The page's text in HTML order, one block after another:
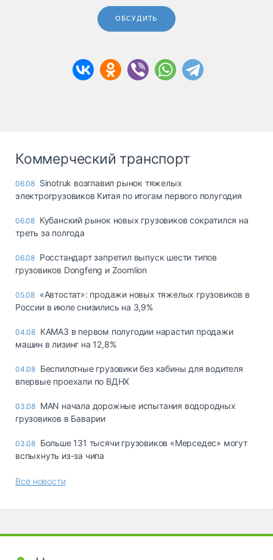
ОБСУДИТЬ
Коммерческий транспорт
06.08 Sinotruk возглавил рынок тяжелых
электрогрузовиков Китая по итогам первого полугодия
06.08 Кубанский рынок новых грузовиков сократился на
треть за полгода
06.08 Росстандарт запретил выпуск шести типов
грузовиков Dongfeng и Zoomlion
05.08 «Автостат»: продажи новых тяжелых грузовиков в
России в июле снизились на 3,9%
04.08 КАМАЗ в первом полугодии нарастил продажи
машин в лизинг на 12,8%
04.08 Беспилотные грузовики без кабины для водителя
впервые проехали по ВДНХ
03.08 MAN начала дорожные испытания водородных
грузовиков в Баварии
03.08 Больше 131 тысячи грузовиков «Мерседес» могут
вспыхнуть из-за чипа
Все новости